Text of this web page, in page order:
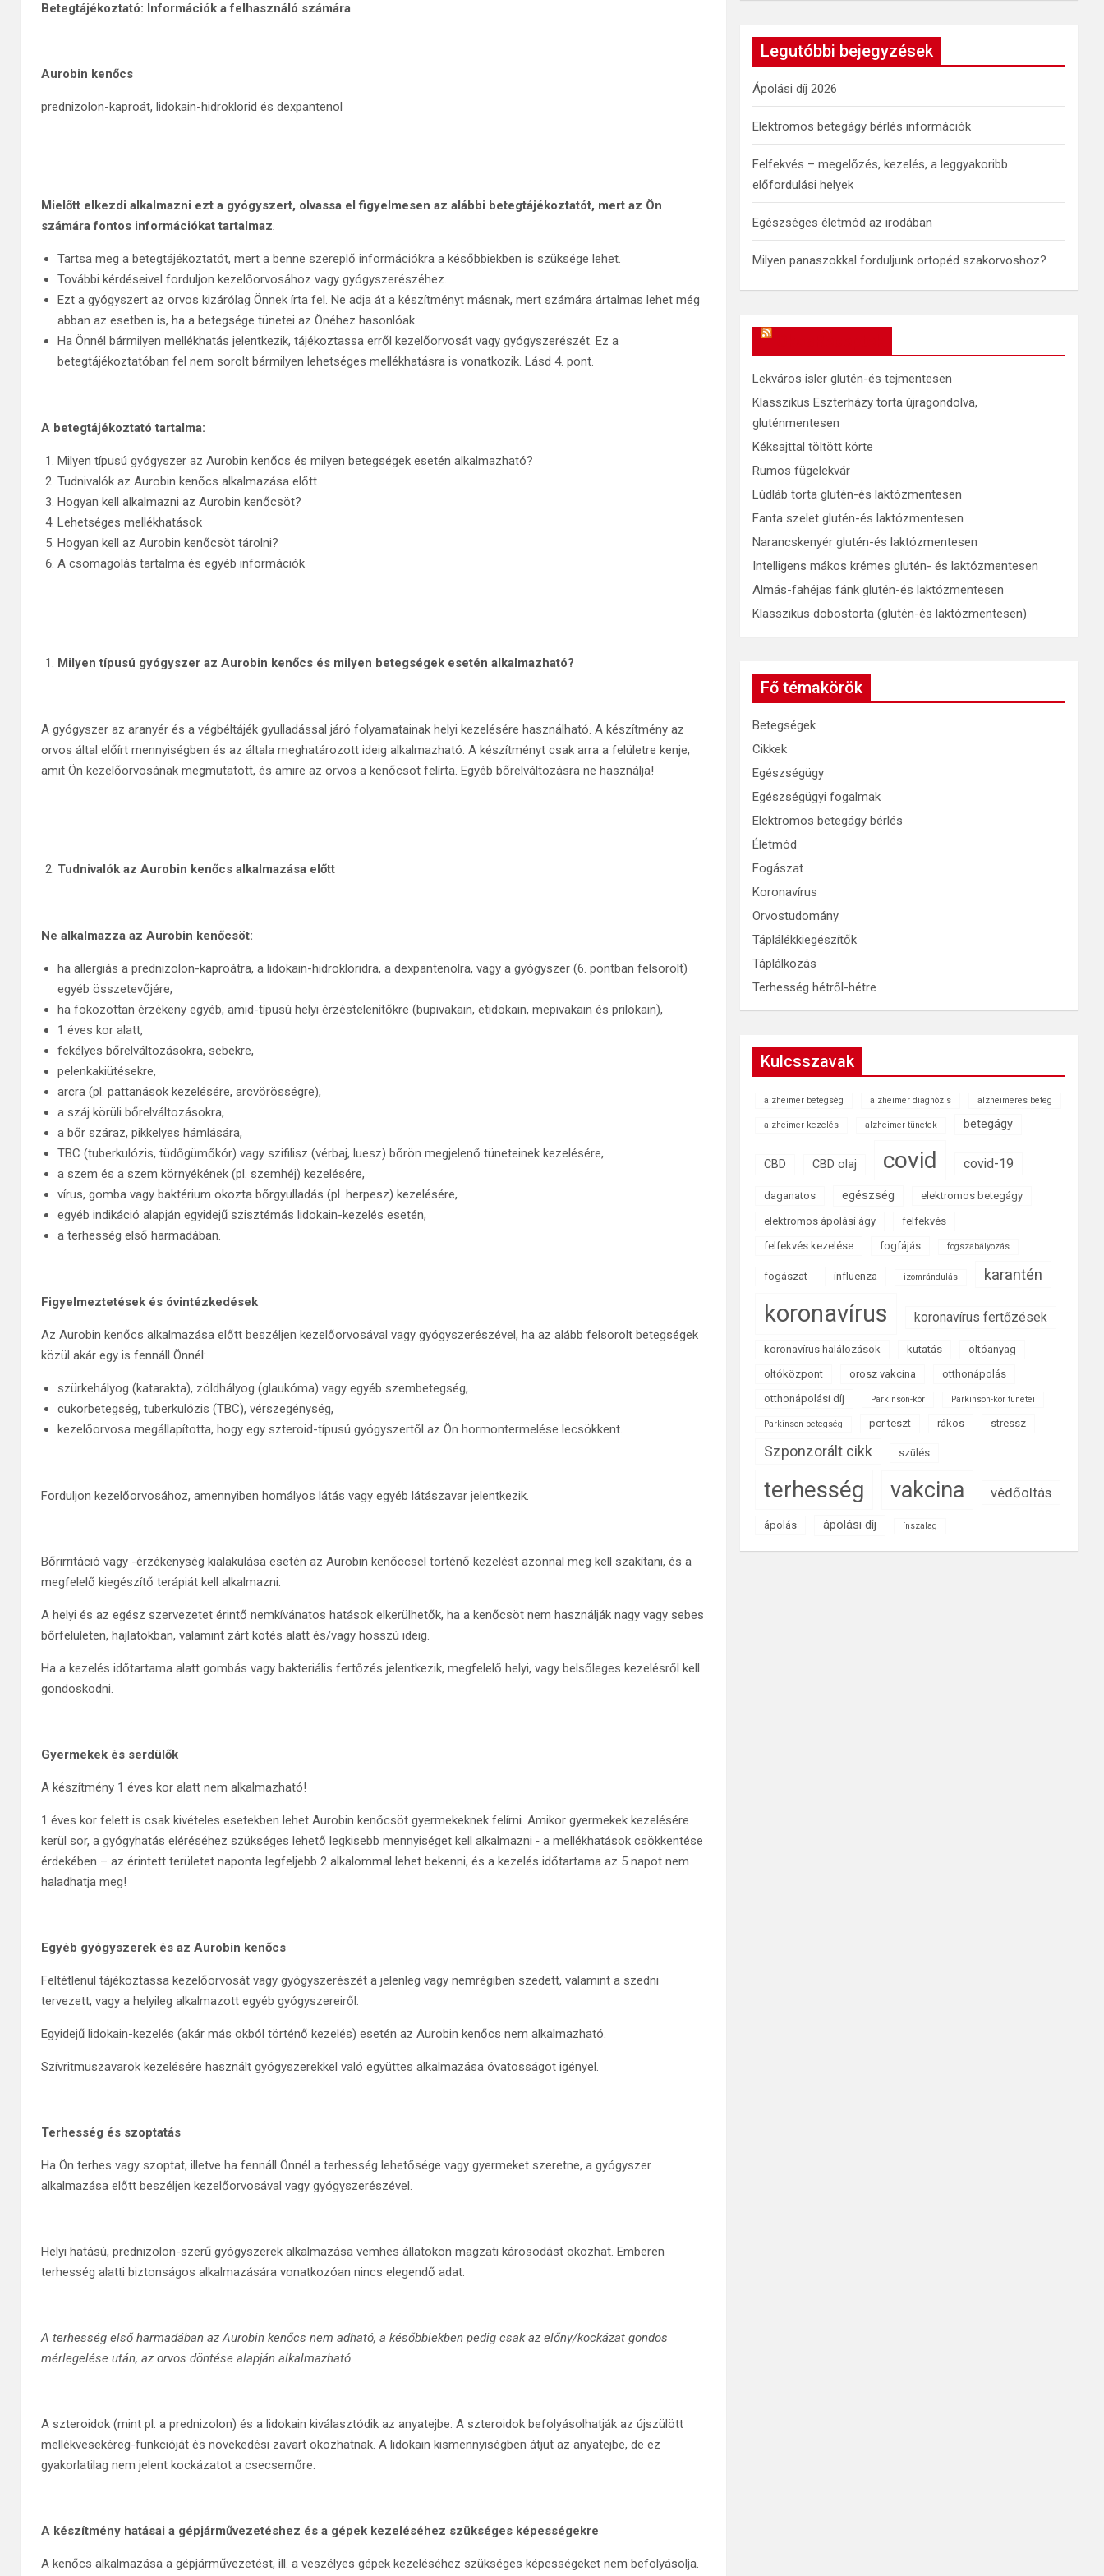
Betegtájékoztató: Információk a felhasználó számára
Aurobin kenőcs
prednizolon-kaproát, lidokain-hidroklorid és dexpantenol
Mielőtt elkezdi alkalmazni ezt a gyógyszert, olvassa el figyelmesen az alábbi betegtájékoztatót, mert az Ön
számára fontos információkat tartalmaz.
Tartsa meg a betegtájékoztatót, mert a benne szereplő információkra a későbbiekben is szüksége lehet.
További kérdéseivel forduljon kezelőorvosához vagy gyógyszerészéhez.
Ezt a gyógyszert az orvos kizárólag Önnek írta fel. Ne adja át a készítményt másnak, mert számára ártalmas lehet még
abban az esetben is, ha a betegsége tünetei az Önéhez hasonlóak.
Ha Önnél bármilyen mellékhatás jelentkezik, tájékoztassa erről kezelőorvosát vagy gyógyszerészét. Ez a
betegtájékoztatóban fel nem sorolt bármilyen lehetséges mellékhatásra is vonatkozik. Lásd 4. pont.
A betegtájékoztató tartalma:
Milyen típusú gyógyszer az Aurobin kenőcs és milyen betegségek esetén alkalmazható?
Tudnivalók az Aurobin kenőcs alkalmazása előtt
Hogyan kell alkalmazni az Aurobin kenőcsöt?
Lehetséges mellékhatások
Hogyan kell az Aurobin kenőcsöt tárolni?
A csomagolás tartalma és egyéb információk
Milyen típusú gyógyszer az Aurobin kenőcs és milyen betegségek esetén alkalmazható?
A gyógyszer az aranyér és a végbéltájék gyulladással járó folyamatainak helyi kezelésére használható. A készítmény az
orvos által előírt mennyiségben és az általa meghatározott ideig alkalmazható. A készítményt csak arra a felületre kenje,
amit Ön kezelőorvosának megmutatott, és amire az orvos a kenőcsöt felírta. Egyéb bőrelváltozásra ne használja!
Tudnivalók az Aurobin kenőcs alkalmazása előtt
Ne alkalmazza az Aurobin kenőcsöt:
ha allergiás a prednizolon-kaproátra, a lidokain-hidrokloridra, a dexpantenolra, vagy a gyógyszer (6. pontban felsorolt)
egyéb összetevőjére,
ha fokozottan érzékeny egyéb, amid-típusú helyi érzéstelenítőkre (bupivakain, etidokain, mepivakain és prilokain),
1 éves kor alatt,
fekélyes bőrelváltozásokra, sebekre,
pelenkakiütésekre,
arcra (pl. pattanások kezelésére, arcvörösségre),
a száj körüli bőrelváltozásokra,
a bőr száraz, pikkelyes hámlására,
TBC (tuberkulózis, tüdőgümőkór) vagy szifilisz (vérbaj, luesz) bőrön megjelenő tüneteinek kezelésére,
a szem és a szem környékének (pl. szemhéj) kezelésére,
vírus, gomba vagy baktérium okozta bőrgyulladás (pl. herpesz) kezelésére,
egyéb indikáció alapján egyidejű szisztémás lidokain-kezelés esetén,
a terhesség első harmadában.
Figyelmeztetések és óvintézkedések
Az Aurobin kenőcs alkalmazása előtt beszéljen kezelőorvosával vagy gyógyszerészével, ha az alább felsorolt betegségek
közül akár egy is fennáll Önnél:
szürkehályog (katarakta), zöldhályog (glaukóma) vagy egyéb szembetegség,
cukorbetegség, tuberkulózis (TBC), vérszegénység,
kezelőorvosa megállapította, hogy egy szteroid-típusú gyógyszertől az Ön hormontermelése lecsökkent.
Forduljon kezelőorvosához, amennyiben homályos látás vagy egyéb látászavar jelentkezik.
Bőrirritáció vagy -érzékenység kialakulása esetén az Aurobin kenőccsel történő kezelést azonnal meg kell szakítani, és a
megfelelő kiegészítő terápiát kell alkalmazni.
A helyi és az egész szervezetet érintő nemkívánatos hatások elkerülhetők, ha a kenőcsöt nem használják nagy vagy sebes
bőrfelületen, hajlatokban, valamint zárt kötés alatt és/vagy hosszú ideig.
Ha a kezelés időtartama alatt gombás vagy bakteriális fertőzés jelentkezik, megfelelő helyi, vagy belsőleges kezelésről kell
gondoskodni.
Gyermekek és serdülők
A készítmény 1 éves kor alatt nem alkalmazható!
1 éves kor felett is csak kivételes esetekben lehet Aurobin kenőcsöt gyermekeknek felírni. Amikor gyermekek kezelésére
kerül sor, a gyógyhatás eléréséhez szükséges lehető legkisebb mennyiséget kell alkalmazni ‑ a mellékhatások csökkentése
érdekében – az érintett területet naponta legfeljebb 2 alkalommal lehet bekenni, és a kezelés időtartama az 5 napot nem
haladhatja meg!
Egyéb gyógyszerek és az Aurobin kenőcs
Feltétlenül tájékoztassa kezelőorvosát vagy gyógyszerészét a jelenleg vagy nemrégiben szedett, valamint a szedni
tervezett, vagy a helyileg alkalmazott egyéb gyógyszereiről.
Egyidejű lidokain-kezelés (akár más okból történő kezelés) esetén az Aurobin kenőcs nem alkalmazható.
Szívritmuszavarok kezelésére használt gyógyszerekkel való együttes alkalmazása óvatosságot igényel.
Terhesség és szoptatás
Ha Ön terhes vagy szoptat, illetve ha fennáll Önnél a terhesség lehetősége vagy gyermeket szeretne, a gyógyszer
alkalmazása előtt beszéljen kezelőorvosával vagy gyógyszerészével.
Helyi hatású, prednizolon-szerű gyógyszerek alkalmazása vemhes állatokon magzati károsodást okozhat. Emberen
terhesség alatti biztonságos alkalmazására vonatkozóan nincs elegendő adat.
A terhesség első harmadában az Aurobin kenőcs nem adható, a későbbiekben pedig csak az előny/kockázat gondos
mérlegelése után, az orvos döntése alapján alkalmazható.
A szteroidok (mint pl. a prednizolon) és a lidokain kiválasztódik az anyatejbe. A szteroidok befolyásolhatják az újszülött
mellékvesekéreg-funkcióját és növekedési zavart okozhatnak. A lidokain kismennyiségben átjut az anyatejbe, de ez
gyakorlatilag nem jelent kockázatot a csecsemőre.
A készítmény hatásai a gépjárművezetéshez és a gépek kezeléséhez szükséges képességekre
A kenőcs alkalmazása a gépjárművezetést, ill. a veszélyes gépek kezeléséhez szükséges képességeket nem befolyásolja.
a
h
Legutóbbi bejegyzések
Ápolási díj 2026
Elektromos betegágy bérlés információk
Felfekvés – megelőzés, kezelés, a leggyakoribb
előfordulási helyek
Egészséges életmód az irodában
Milyen panaszokkal forduljunk ortopéd szakorvoshoz?
Lekváros isler glutén-és tejmentesen
Klasszikus Eszterházy torta újragondolva,
gluténmentesen
Kéksajttal töltött körte
Rumos fügelekvár
Lúdláb torta glutén-és laktózmentesen
Fanta szelet glutén-és laktózmentesen
Narancskenyér glutén-és laktózmentesen
Intelligens mákos krémes glutén- és laktózmentesen
Almás-fahéjas fánk glutén-és laktózmentesen
Klasszikus dobostorta (glutén-és laktózmentesen)
Fő témakörök
Betegségek
Cikkek
Egészségügy
Egészségügyi fogalmak
Elektromos betegágy bérlés
Életmód
Fogászat
Koronavírus
Orvostudomány
Táplálékkiegészítők
Táplálkozás
Terhesség hétről-hétre
Kulcsszavak
alzheimer betegség alzheimer diagnózis alzheimeres beteg
alzheimer kezelés alzheimer tünetek betegágy
CBD CBD olaj covid covid-19
daganatos egészség elektromos betegágy
elektromos ápolási ágy
felfekvés
felfekvés kezelése
fogfájás fogszabályozás
fogászat influenza izomrándulás karantén
koronavírus koronavírus fertőzések
koronavírus halálozások kutatás
oltóanyag
oltóközpont
orosz vakcina
otthonápolás
otthonápolási díj
Parkinson-kór Parkinson-kór tünetei
Parkinson betegség pcr teszt rákos stressz
Szponzorált cikk szülés
terhesség vakcina védőoltás
ápolás ápolási díj ínszalag